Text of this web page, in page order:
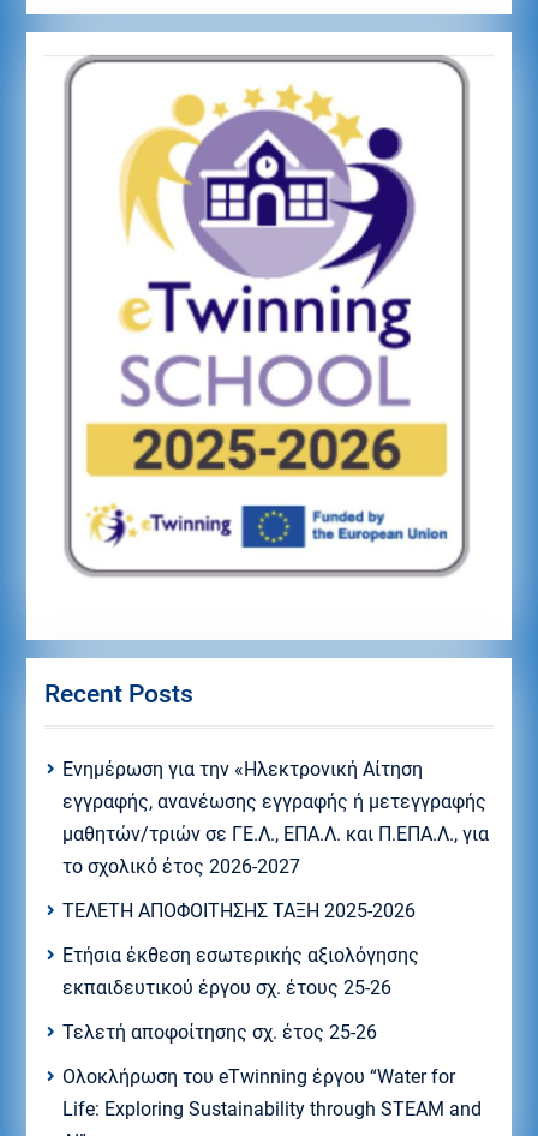
Recent Posts
Eνημέρωση για την «Ηλεκτρονική Αίτηση
εγγραφής, ανανέωσης εγγραφής ή μετεγγραφής
μαθητών/τριών σε ΓΕ.Λ., ΕΠΑ.Λ. και Π.ΕΠΑ.Λ., για
το σχολικό έτος 2026-2027
ΤΕΛΕΤΗ ΑΠΟΦΟΙΤΗΣΗΣ ΤΑΞΗ 2025-2026
Ετήσια έκθεση εσωτερικής αξιολόγησης
εκπαιδευτικού έργου σχ. έτους 25-26
Τελετή αποφοίτησης σχ. έτος 25-26
Ολοκλήρωση του eTwinning έργου “Water for
Life: Exploring Sustainability through STEAM and